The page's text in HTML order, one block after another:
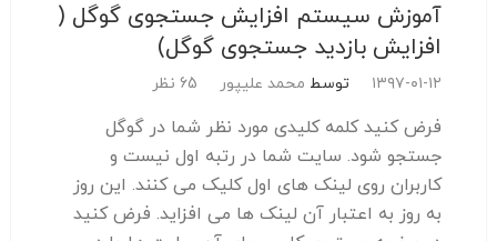
آموزش سیستم افزایش جستجوی گوگل (
افزایش بازدید جستجوی گوگل)
۱۳۹۷-۰۱-۱۲ توسط محمد علیپور 65 نظر
فرض کنید کلمه کلیدی مورد نظر شما در گوگل
جستجو شود. سایت شما در رتبه اول نیست و
کاربران روی لینک های اول کلیک می کنند. این روز
به روز به اعتبار آن لینک ها می افزاید. فرض کنید